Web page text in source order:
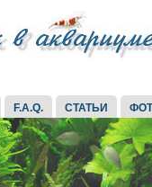
F.A.Q. СТАТЬИ